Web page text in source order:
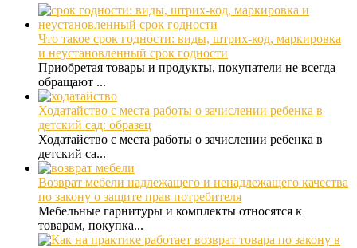
Что такое срок годности: виды, штрих-код, маркировка
и неустановленный срок годности
Приобретая товары и продукты, покупатели не всегда
обращают ...
Ходатайство с места работы о зачислении ребенка в
детский сад: образец
Ходатайство с места работы о зачислении ребенка в
детский са...
Возврат мебели надлежащего и ненадлежащего качества
по закону о защите прав потребителя
Мебельные гарнитуры и комплекты относятся к
товарам, покупка...